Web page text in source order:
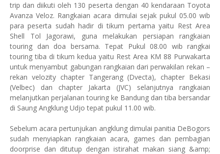
trip dan diikuti oleh 130 peserta dengan 40 kendaraan Toyota
Avanza Veloz. Rangkaian acara dimulai sejak pukul 05.00 wib
para peserta sudah hadir di tikum pertama yaitu Rest Area
Shell Tol Jagorawi, guna melakukan persiapan rangkaian
touring dan doa bersama. Tepat Pukul 08.00 wib rangkai
touring tiba di tikum kedua yaitu Rest Area KM 88 Purwakarta
untuk menyambut gabungan rangkaian dari perwakilan rekan –
rekan velozity chapter Tangerang (Dvecta), chapter Bekasi
(Velbec) dan chapter Jakarta (JVC) selanjutnya rangkaian
melanjutkan perjalanan touring ke Bandung dan tiba bersandar
di Saung Angklung Udjo tepat pukul 11.00 wib.
Sebelum acara pertunjukan angklung dimulai panitia DeBogors
sudah menyiapkan rangkaian acara, games dan pembagian
doorprise dan ditutup dengan istirahat makan siang &amp;